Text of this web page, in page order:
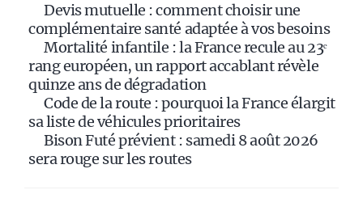
Devis mutuelle : comment choisir une
complémentaire santé adaptée à vos besoins
Mortalité infantile : la France recule au 23ᵉ
rang européen, un rapport accablant révèle
quinze ans de dégradation
Code de la route : pourquoi la France élargit
sa liste de véhicules prioritaires
Bison Futé prévient : samedi 8 août 2026
sera rouge sur les routes